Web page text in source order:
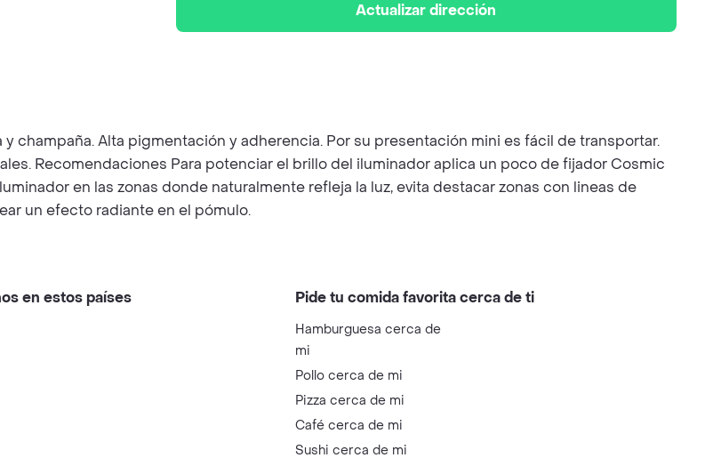
Actualizar dirección
champaña. Alta pigmentación y adherencia. Por su presentación mini es fácil de transportar.
Recomendaciones Para potenciar el brillo del iluminador aplica un poco de fijador Cosmic
en las zonas donde naturalmente refleja la luz, evita destacar zonas con lineas de
un efecto radiante en el pómulo.
en estos países Pide tu comida favorita cerca de ti
Hamburguesa cerca de
mi
Pollo cerca de mi
Pizza cerca de mi
Café cerca de mi
Sushi cerca de mi